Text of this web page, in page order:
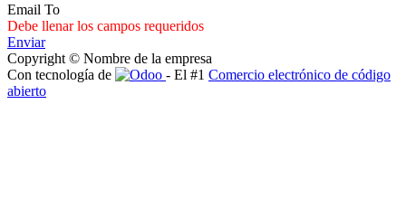
Email To
Debe llenar los campos requeridos
Enviar
Copyright © Nombre de la empresa
Con tecnología de
- El #1 Comercio electrónico de código
abierto